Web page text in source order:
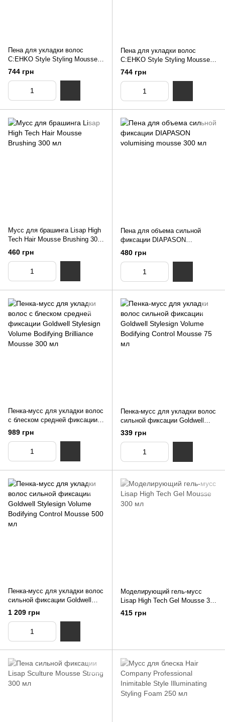
Пена для укладки волос
C:EHKO Style Styling Mousse 3
Diamond 400 мл
744 грн
Пена для укладки волос
C:EHKO Style Styling Mousse 2
Crystal 400 мл
744 грн
Мусс для брашинга Lisap High
Tech Hair Mousse Brushing 300
мл
460 грн
Пена для объема сильной
фиксации DIAPASON
volumising mousse 300 мл
480 грн
Пенка-мусс для укладки волос
с блеском средней фиксации
Goldwell Stylesign Volume
Bodifying Brilliance Mousse 300
989 грн
Пенка-мусс для укладки волос
сильной фиксации Goldwell
Stylesign Volume Bodifying
Control Mousse 75 мл
339 грн
Пенка-мусс для укладки волос
сильной фиксации Goldwell
Stylesign Volume Bodifying
Control Mousse 500 мл
1 209 грн
Моделирующий гель-мусс
Lisap High Tech Gel Mousse 300
мл
415 грн